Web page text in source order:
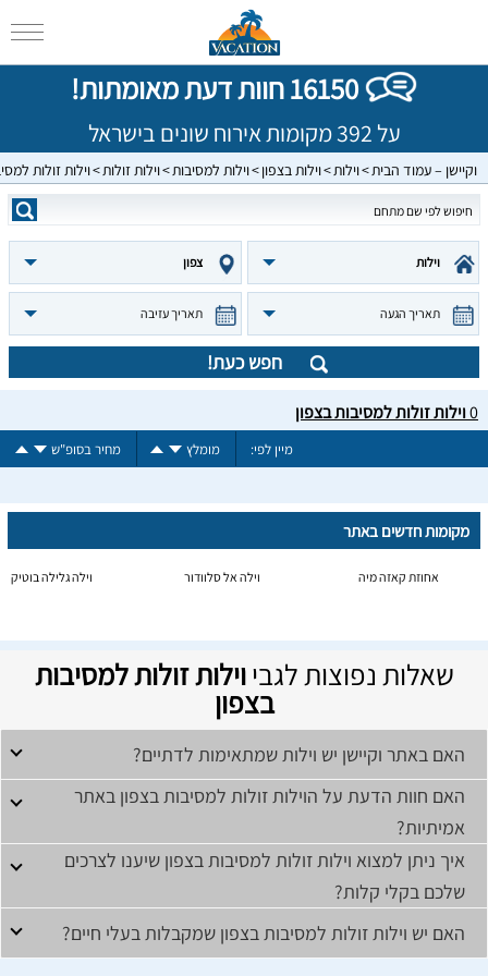
16150 חוות דעת מאומתות!
על 392 מקומות אירוח שונים בישראל
וקיישן – עמוד הבית וילות וילות בצפון וילות למסיבות וילות זולות וילות זולות
וילות צפון
תאריך הגעה תאריך עזיבה
חפש כעת!
0וילות זולות למסיבות בצפון
מיין לפי: מומלץ מחיר בסופ"ש
מקומות חדשים באתר
אחוזת קאזה מיה וילה אל סלוודור וילה גלילה בוטיק
שאלות נפוצות לגביוילות זולות למסיבות
בצפון
האם באתר וקיישן יש וילות שמתאימות לדתיים?
האם חוות הדעת על הוילות זולות למסיבות בצפון באתר
אמיתיות?
איך ניתן למצוא וילות זולות למסיבות בצפון שיענו לצרכים
שלכם בקלי קלות?
האם יש וילות זולות למסיבות בצפון שמקבלות בעלי חיים?